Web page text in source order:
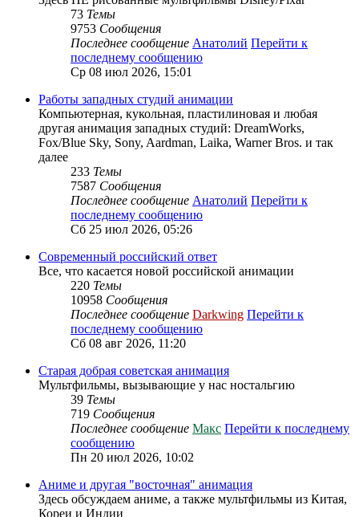
73 Темы
9753 Сообщения
Последнее сообщение Анатолий Перейти к
последнему сообщению
Ср 08 июл 2026, 15:01
Работы западных студий анимации
Компьютерная, кукольная, пластилиновая и любая
другая анимация западных студий: DreamWorks,
Fox/Blue Sky, Sony, Aardman, Laika, Warner Bros. и так
далее
233 Темы
7587 Сообщения
Последнее сообщение Анатолий Перейти к
последнему сообщению
Сб 25 июл 2026, 05:26
Современный российский ответ
Все, что касается новой российской анимации
220 Темы
10958 Сообщения
Последнее сообщение Darkwing Перейти к
последнему сообщению
Сб 08 авг 2026, 11:20
Старая добрая советская анимация
Мультфильмы, вызывающие у нас ностальгию
39 Темы
719 Сообщения
Последнее сообщение Макс Перейти к последнему
сообщению
Пн 20 июл 2026, 10:02
Аниме и другая "восточная" анимация
Здесь обсуждаем аниме, а также мультфильмы из Китая,
Кореи и Индии